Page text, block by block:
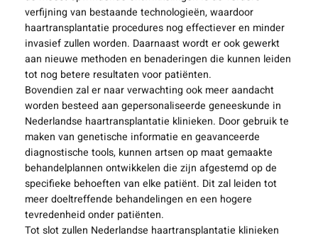
verfijning van bestaande technologieën, waardoor
haartransplantatie procedures nog effectiever en minder
invasief zullen worden. Daarnaast wordt er ook gewerkt
aan nieuwe methoden en benaderingen die kunnen leiden
tot nog betere resultaten voor patiënten.
Bovendien zal er naar verwachting ook meer aandacht
worden besteed aan gepersonaliseerde geneeskunde in
Nederlandse haartransplantatie klinieken. Door gebruik te
maken van genetische informatie en geavanceerde
diagnostische tools, kunnen artsen op maat gemaakte
behandelplannen ontwikkelen die zijn afgestemd op de
specifieke behoeften van elke patiënt. Dit zal leiden tot
meer doeltreffende behandelingen en een hogere
tevredenheid onder patiënten.
Tot slot zullen Nederlandse haartransplantatie klinieken